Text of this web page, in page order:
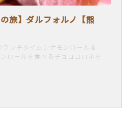
旅】ダルフォルノ【熊
ンチタイムシナモンロール＆
ロールを食べるチョココロネを